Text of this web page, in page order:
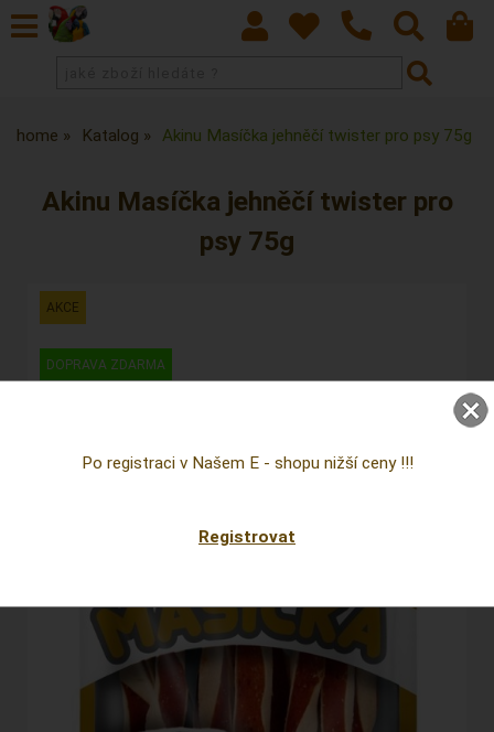
home Katalog Akinu Masíčka jehněčí twister pro psy 75g
Akinu Masíčka jehněčí twister pro
psy 75g
Po registraci v Našem E - shopu nižší ceny !!!
Registrovat